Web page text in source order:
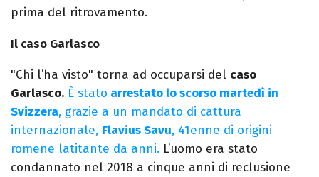
prima del ritrovamento.
Il caso Garlasco
"Chi l’ha visto" torna ad occuparsi del caso
Garlasco. È stato arrestato lo scorso martedì in
Svizzera, grazie a un mandato di cattura
internazionale, Flavius Savu, 41enne di origini
romene latitante da anni. L’uomo era stato
condannato nel 2018 a cinque anni di reclusione